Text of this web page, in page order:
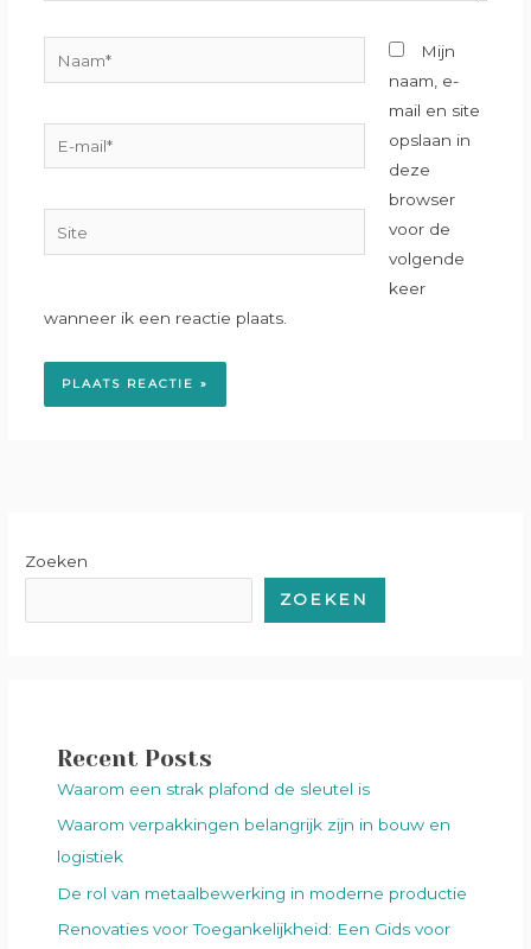
Zoeken
ZOEKEN
Recent Posts
Waarom een strak plafond de sleutel is
Waarom verpakkingen belangrijk zijn in bouw en
logistiek
De rol van metaalbewerking in moderne productie
Renovaties voor Toegankelijkheid: Een Gids voor
mail*
Site
Mijn
naam, e-
mail en site
opslaan in
deze
browser
voor de
volgende
keer
wanneer ik een reactie plaats.